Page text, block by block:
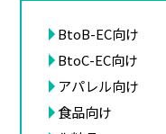
BtoB-EC向け
BtoC-EC向け
アパレル向け
食品向け